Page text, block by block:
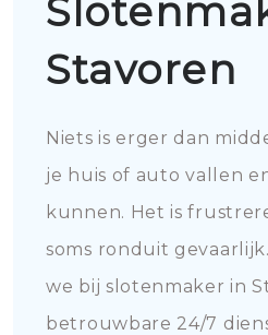
Stavoren
Niets is erger dan
je huis of auto vallen
kunnen. Het is
soms ronduit
we bij slotenmaker in
betrouwbare 24/7